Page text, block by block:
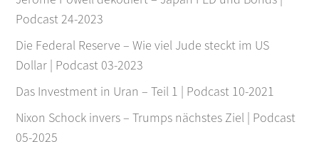
Podcast 24-2023
Die Federal Reserve – Wie viel Jude steckt im US
Dollar | Podcast 03-2023
Das Investment in Uran – Teil 1 | Podcast 10-2021
Nixon Schock invers – Trumps nächstes Ziel | Podcast
05-2025